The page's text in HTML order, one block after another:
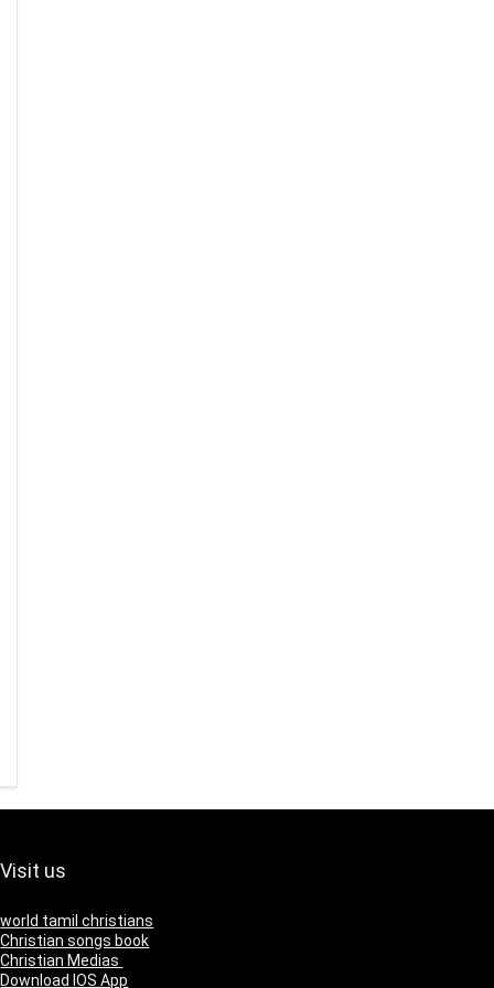
Visit us
world tamil christians
Christian songs book
Christian Medias
Download IOS App